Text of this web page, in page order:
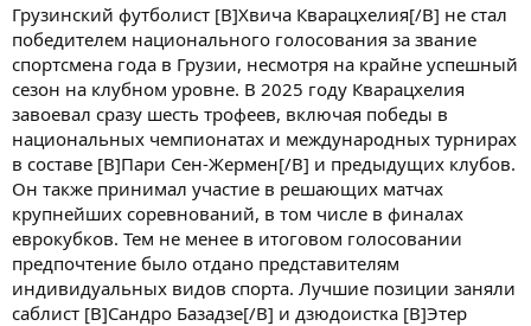
Грузинский футболист [B]Хвича Кварацхелия[/B] не стал
победителем национального голосования за звание
спортсмена года в Грузии, несмотря на крайне успешный
сезон на клубном уровне. В 2025 году Кварацхелия
завоевал сразу шесть трофеев, включая победы в
национальных чемпионатах и международных турнирах
в составе [B]Пари Сен-Жермен[/B] и предыдущих клубов.
Он также принимал участие в решающих матчах
крупнейших соревнований, в том числе в финалах
еврокубков. Тем не менее в итоговом голосовании
предпочтение было отдано представителям
индивидуальных видов спорта. Лучшие позиции заняли
саблист [B]Сандро Базадзе[/B] и дзюдоистка [B]Этер